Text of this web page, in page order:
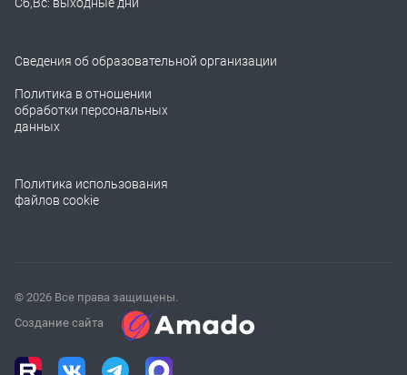
Сведения об образовательной организации
Политика в отношении
обработки персональных
данных
Политика использования
файлов cookie
© 2026 Все права защищены.
Создание сайта